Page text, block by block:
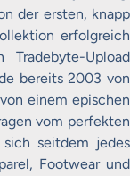
der ersten, knapp
erfolgreich
Upload
bereits 2003 von
einem epischen
vom perfekten
seitdem jedes
Footwear und